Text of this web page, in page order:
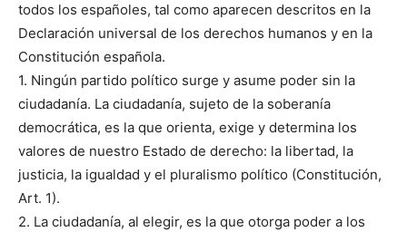
todos los españoles, tal como aparecen descritos en la
Declaración universal de los derechos humanos y en la
Constitución española.
1. Ningún partido político surge y asume poder sin la
ciudadanía. La ciudadanía, sujeto de la soberanía
democrática, es la que orienta, exige y determina los
valores de nuestro Estado de derecho: la libertad, la
justicia, la igualdad y el pluralismo político (Constitución,
Art. 1).
2. La ciudadanía, al elegir, es la que otorga poder a los